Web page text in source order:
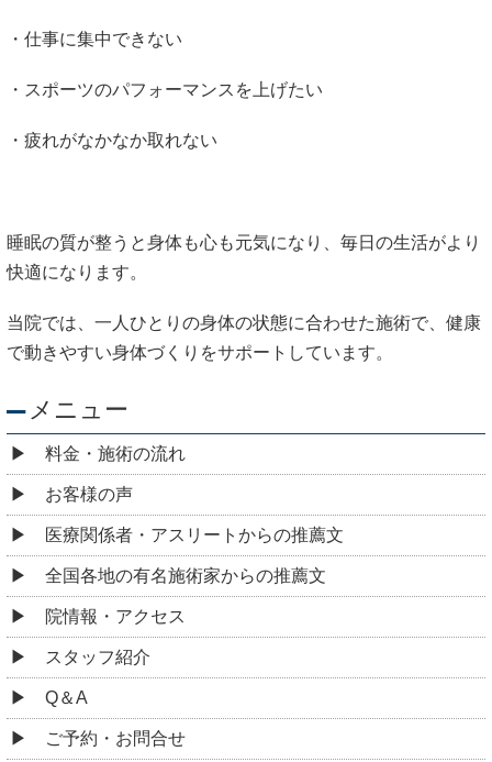
・仕事に集中できない
・スポーツのパフォーマンスを上げたい
・疲れがなかなか取れない
睡眠の質が整うと身体も心も元気になり、毎日の生活がより
快適になります。
当院では、一人ひとりの身体の状態に合わせた施術で、健康
で動きやすい身体づくりをサポートしています。
メニュー
料金・施術の流れ
お客様の声
医療関係者・アスリートからの推薦文
全国各地の有名施術家からの推薦文
院情報・アクセス
スタッフ紹介
Q＆A
ご予約・お問合せ